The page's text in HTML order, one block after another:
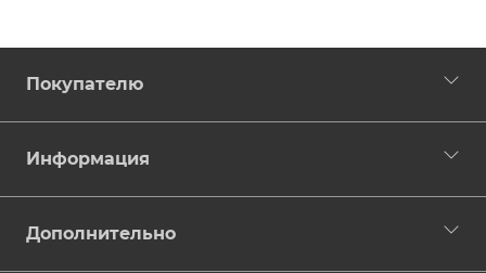
Покупателю
Информация
Дополнительно